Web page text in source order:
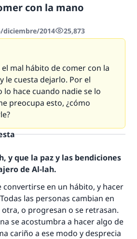
con la mano
diciembre/2014 25,873
mal hábito de comer con la
le cuesta dejarlo. Por el
lo hace cuando nadie se lo
preocupa esto, ¿cómo
y que la paz y las bendiciones
de Al-lah.
convertirse en un hábito, y hacer
las personas cambian en
o progresan o se retrasan.
se acostumbra a hacer algo de
cariño a ese modo y desprecia